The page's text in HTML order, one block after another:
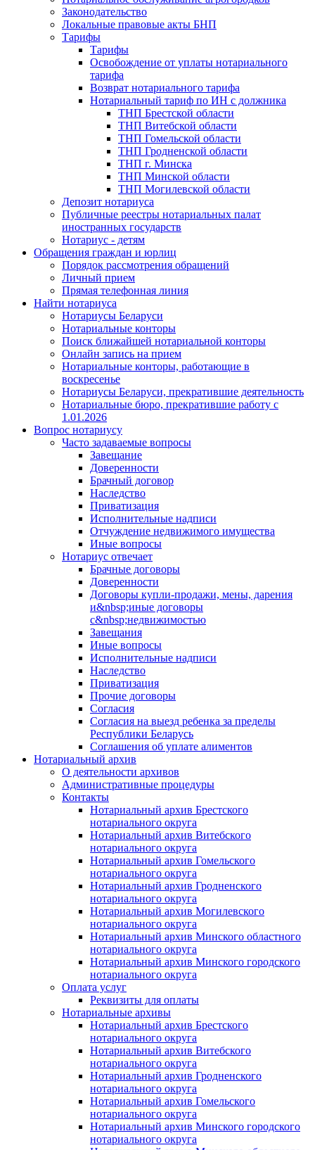
Законодательство
Локальные правовые акты БНП
Тарифы
Тарифы
Освобождение от уплаты нотариального
тарифа
Возврат нотариального тарифа
Нотариальный тариф по ИН с должника
ТНП Брестской области
ТНП Витебской области
ТНП Гомельской области
ТНП Гродненской области
ТНП г. Минска
ТНП Минской области
ТНП Могилевской области
Депозит нотариуса
Публичные реестры нотариальных палат
иностранных государств
Нотариус - детям
Обращения граждан и юрлиц
Порядок рассмотрения обращений
Личный прием
Прямая телефонная линия
Найти нотариуса
Нотариусы Беларуси
Нотариальные конторы
Поиск ближайшей нотариальной конторы
Онлайн запись на прием
Нотариальные конторы, работающие в
воскресенье
Нотариусы Беларуси, прекратившие деятельность
Нотариальные бюро, прекратившие работу с
1.01.2026
Вопрос нотариусу
Часто задаваемые вопросы
Завещание
Доверенности
Брачный договор
Наследство
Приватизация
Исполнительные надписи
Отчуждение недвижимого имущества
Иные вопросы
Нотариус отвечает
Брачные договоры
Доверенности
Договоры купли-продажи, мены, дарения
и&nbsp;иные договоры
с&nbsp;недвижимостью
Завещания
Иные вопросы
Исполнительные надписи
Наследство
Приватизация
Прочие договоры
Согласия
Согласия на выезд ребенка за пределы
Республики Беларусь
Соглашения об уплате алиментов
Нотариальный архив
О деятельности архивов
Административные процедуры
Контакты
Нотариальный архив Брестского
нотариального округа
Нотариальный архив Витебского
нотариального округа
Нотариальный архив Гомельского
нотариального округа
Нотариальный архив Гродненского
нотариального округа
Нотариальный архив Могилевского
нотариального округа
Нотариальный архив Минского областного
нотариального округа
Нотариальный архив Минского городского
нотариального округа
Оплата услуг
Реквизиты для оплаты
Нотариальные архивы
Нотариальный архив Брестского
нотариального округа
Нотариальный архив Витебского
нотариального округа
Нотариальный архив Гродненского
нотариального округа
Нотариальный архив Гомельского
нотариального округа
Нотариальный архив Минского городского
нотариального округа